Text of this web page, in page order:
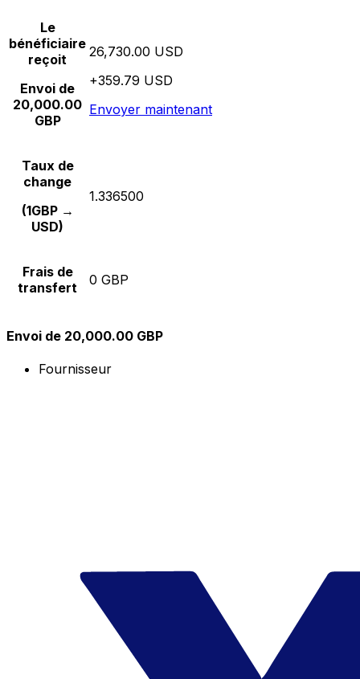
Le
bénéficiaire
reçoit
Envoi de
20,000.00
GBP
26,730.00 USD
+359.79 USD
Envoyer maintenant
Taux de
change
(1GBP →
USD)
1.336500
Frais de
transfert
0 GBP
Envoi de 20,000.00 GBP
Fournisseur